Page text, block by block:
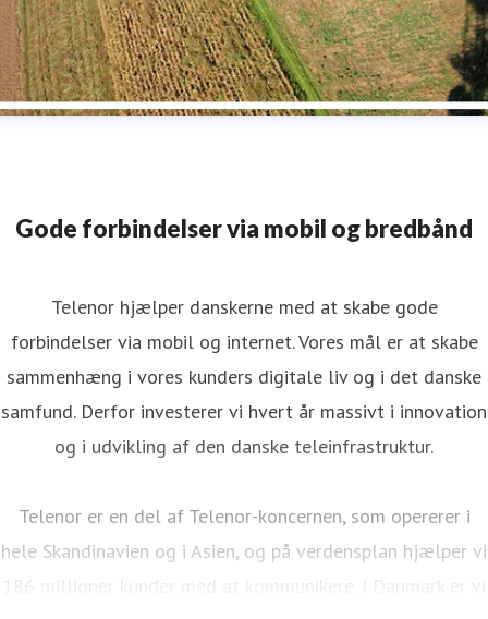
Gode forbindelser via mobil og bredbånd
Telenor hjælper danskerne med at skabe gode
forbindelser via mobil og internet. Vores mål er at skabe
sammenhæng i vores kunders digitale liv og i det danske
samfund. Derfor investerer vi hvert år massivt i innovation
og i udvikling af den danske teleinfrastruktur.
Telenor er en del af Telenor-koncernen, som opererer i
hele Skandinavien og i Asien, og på verdensplan hjælper vi
186 millioner kunder med at kommunikere. I Danmark er vi